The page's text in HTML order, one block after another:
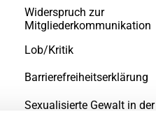
Widerspruch zur
Mitgliederkommunikation
Lob/Kritik
Barrierefreiheitserklärung
Sexualisierte Gewalt in der